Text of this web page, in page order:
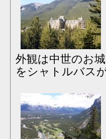
外観は中世のお
をシャトルバス